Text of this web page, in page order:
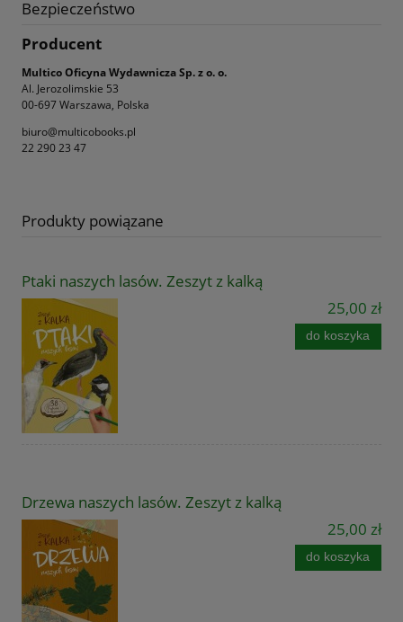
Bezpieczeństwo
Producent
Multico Oficyna Wydawnicza Sp. z o. o.
Al. Jerozolimskie 53
00-697 Warszawa, Polska
biuro@multicobooks.pl
22 290 23 47
Produkty powiązane
Ptaki naszych lasów. Zeszyt z kalką
25,00 zł
do koszyka
Drzewa naszych lasów. Zeszyt z kalką
25,00 zł
do koszyka